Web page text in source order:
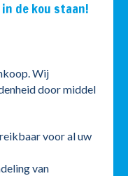
de kou staan!
Wij
door middel
voor al uw
van